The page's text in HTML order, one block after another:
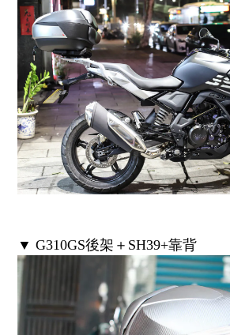
▼ G310GS後架＋SH39+靠背